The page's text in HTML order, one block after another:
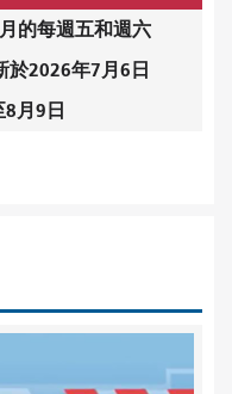
的每週五和週六
於2026年7月6日
月9日